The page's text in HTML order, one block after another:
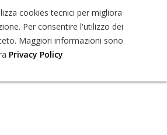
info@naturalbee.com
cookies tecnici per migliora
Per consentire l'utilizzo dei
Maggiori informazioni sono
Privacy Policy